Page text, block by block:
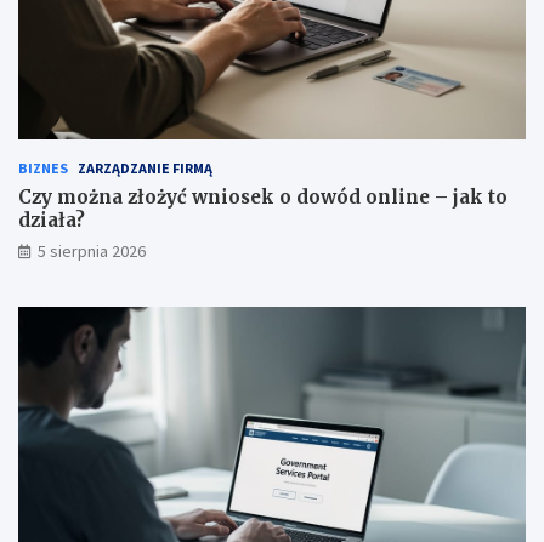
BIZNES ZARZĄDZANIE FIRMĄ
Czy można złożyć wniosek o dowód online – jak to
działa?
5 sierpnia 2026